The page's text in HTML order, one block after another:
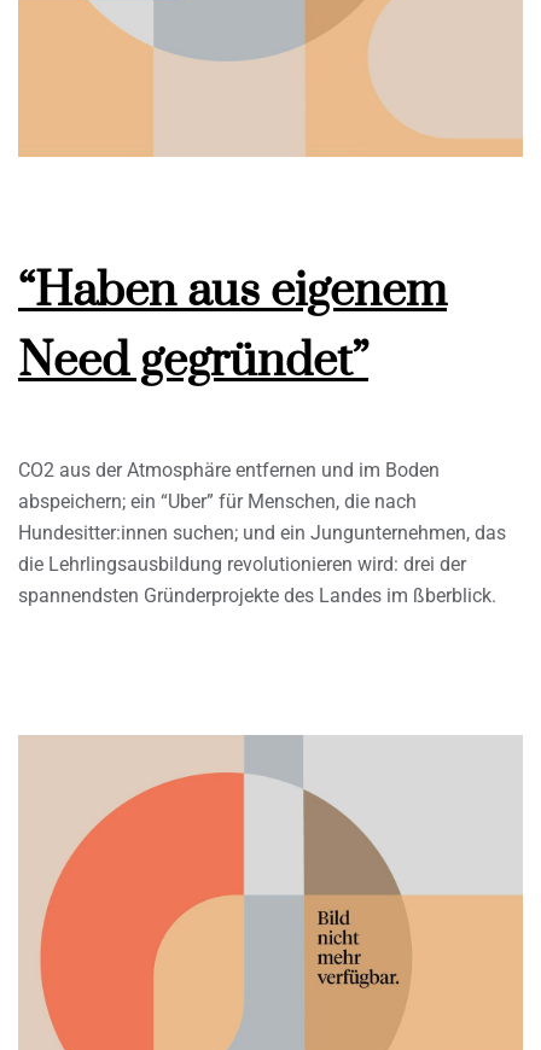
“Haben aus eigenem
Need gegründet”
CO2 aus der Atmosphäre entfernen und im Boden
abspeichern; ein “Uber” für Menschen, die nach
Hundesitter:innen suchen; und ein Jungunternehmen, das
die Lehrlingsausbildung revolutionieren wird: drei der
spannendsten Gründerprojekte des Landes im ßberblick.